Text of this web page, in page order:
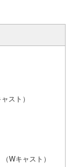
スト）
Wキャスト）